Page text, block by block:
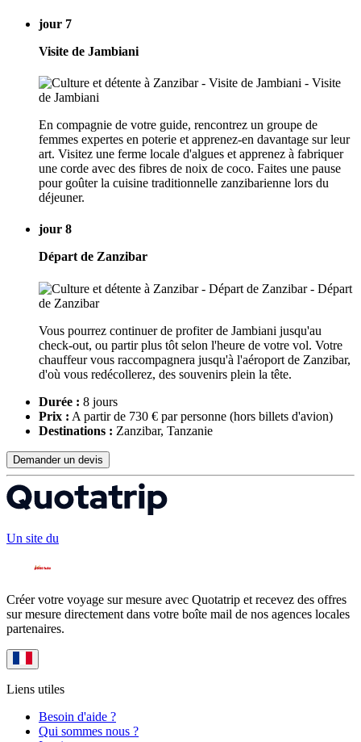
jour 7
Visite de Jambiani
En compagnie de votre guide, rencontrez un groupe de
femmes expertes en poterie et apprenez-en davantage sur leur
art. Visitez une ferme locale d'algues et apprenez à fabriquer
une corde avec des fibres de noix de coco. Faites une pause
pour goûter la cuisine traditionnelle zanzibarienne lors du
déjeuner.
jour 8
Départ de Zanzibar
Vous pourrez continuer de profiter de Jambiani jusqu'au
check-out, ou partir plus tôt selon l'heure de votre vol. Votre
chauffeur vous raccompagnera jusqu'à l'aéroport de Zanzibar,
d'où vous redécollerez, des souvenirs plein la tête.
Durée : 8 jours
Prix : A partir de 730 € par personne (hors billets d'avion)
Destinations : Zanzibar, Tanzanie
Demander un devis
Un site du
Créer votre voyage sur mesure avec Quotatrip et recevez des offres
sur mesure directement dans votre boîte mail de nos agences locales
partenaires.
Liens utiles
Besoin d'aide ?
Qui sommes nous ?